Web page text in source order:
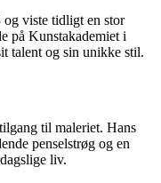
viste tidligt en stor
på Kunstakademiet i
talent og sin unikke stil.
til maleriet. Hans
penselstrøg og en
liv.